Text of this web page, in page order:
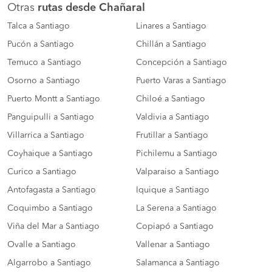
Otras rutas desde Chañaral
Talca a Santiago Linares a Santiago
Pucón a Santiago Chillán a Santiago
Temuco a Santiago Concepción a Santiago
Osorno a Santiago Puerto Varas a Santiago
Puerto Montt a Santiago Chiloé a Santiago
Panguipulli a Santiago Valdivia a Santiago
Villarrica a Santiago Frutillar a Santiago
Coyhaique a Santiago Pichilemu a Santiago
Curico a Santiago Valparaiso a Santiago
Antofagasta a Santiago Iquique a Santiago
Coquimbo a Santiago La Serena a Santiago
Viña del Mar a Santiago Copiapó a Santiago
Ovalle a Santiago Vallenar a Santiago
Algarrobo a Santiago Salamanca a Santiago